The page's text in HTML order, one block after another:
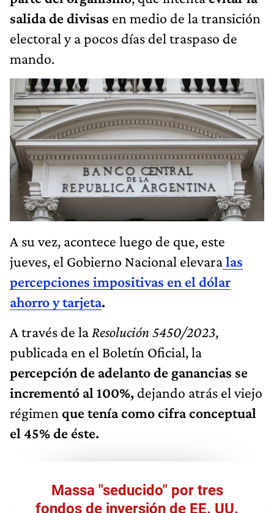
salida de divisas en medio de la transición
electoral y a pocos días del traspaso de
mando.
A su vez, acontece luego de que, este
jueves, el Gobierno Nacional elevaralas
percepciones impositivas en el dólar
ahorro y tarjeta.
A través de la Resolución 5450/2023,
publicada en el Boletín Oficial, la
percepción de adelanto de ganancias se
incrementó al 100%, dejando atrás el viejo
régimen que tenía como cifra conceptual
el 45% de éste.
Massa "seducido" por tres
fondos de inversión de EE. UU.